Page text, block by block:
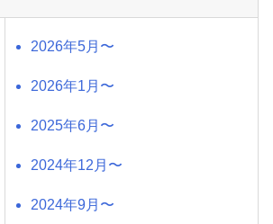
2026年5月〜
2026年1月〜
2025年6月〜
2024年12月〜
2024年9月〜